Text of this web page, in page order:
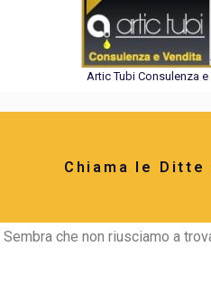
Artic Tubi Consulenza
Chiama le Ditte
Sembra che non riusciamo a